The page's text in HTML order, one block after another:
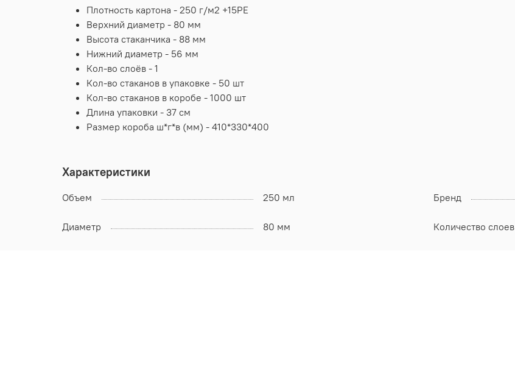
Плотность картона - 250 г/м2 +15PE
Верхний диаметр - 80 мм
Высота стаканчика - 88 мм
Нижний диаметр - 56 мм
Кол-во слоёв - 1
Кол-во стаканов в упаковке - 50 шт
Кол-во стаканов в коробе - 1000 шт
Длина упаковки - 37 см
Размер короба ш*г*в (мм) - 410*330*400
Характеристики
Объем 250 мл Бренд
Диаметр 80 мм Количество слоев